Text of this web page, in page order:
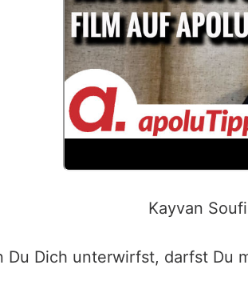
Kayvan
Du Dich unterwirfst, darfst Du